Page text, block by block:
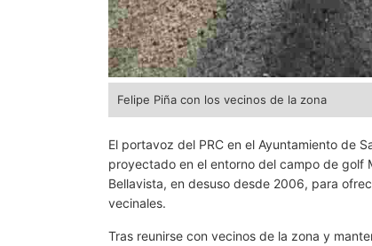
Felipe Piña con los vecinos de la zona
El portavoz del PRC en el Ayuntamiento de
proyectado en el entorno del campo de golf
Bellavista, en desuso desde 2006, para
vecinales.
Tras reunirse con vecinos de la zona y